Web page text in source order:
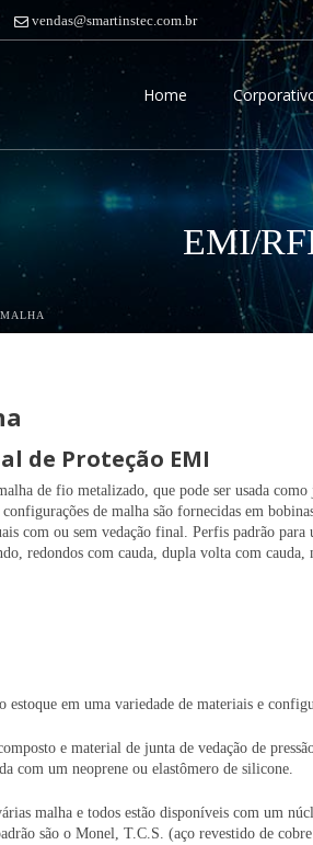
vendas@smartinstec.com.br
Home
EMI/
de Proteção EMI
de fio metalizado, que pode ser usada como
de malha são fornecidas em
com ou sem vedação final. Perfis padrão para
redondos com cauda, dupla volta com cauda,
estoque em uma variedade de materiais e
e material de junta de vedação de
com um neoprene ou elastômero de silicone.
malha e todos estão disponíveis com um
são o Monel, T.C.S. (aço revestido de